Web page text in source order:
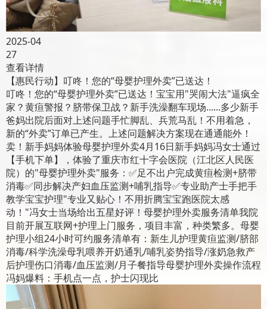
2025-04
27
查看详情
【惠民行动】叮咚！您的“母婴护理外卖”已送达！
叮咚！您的“母婴护理外卖”已送达！宝宝用"哭闹大法"逼疯全
家？黄疸警报？脐带保卫战？新手洗澡翻车现场......多少新手
爸妈出院后面对上述问题手忙脚乱、兵荒马乱！不用着急，
新的“外卖”订单已产生。上述问题解决方案现在通通能外！
卖！新手妈妈体验母婴护理外卖4月16日新手妈妈冯女士通过
【手机下单】，体验了重庆市红十字会医院（江北区人民医
院）的"母婴护理外卖"服务：✅足不出户完成黄疸检测+脐带
消毒✅同步解决产妇血压监测+哺乳指导✅专业助产士手把手
教学宝宝护理"专业又贴心！不用折腾宝宝跑医院太感
动！"冯女士当场给出五星好评！母婴护理外卖服务清单我院
目前开展互联网+护理上门服务，项目丰富，种类繁多。母婴
护理小组24小时可约服务清单有：新生儿护理黄疸监测/脐部
消毒/科学洗澡母乳喂养开奶通乳/哺乳姿势指导/涨奶急救产
后护理伤口消毒/血压监测/月子餐指导母婴护理外卖操作流程
冯妈爆料：手机点一点，护士闪现比